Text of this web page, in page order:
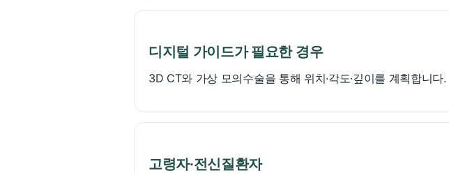
디지털 가이드가 필요한 경우
3D CT와 가상 모의수술을 통해 위치·각도·깊이를 계획합니다.
고령자·전신질환자